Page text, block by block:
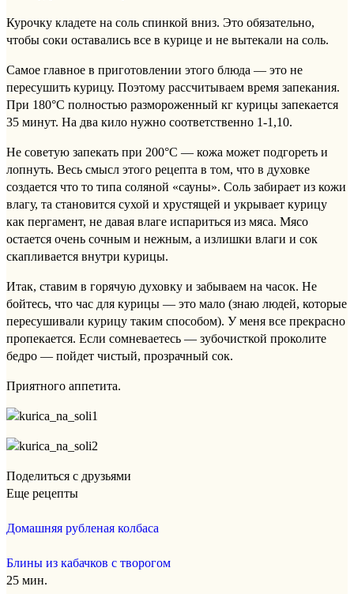
Курочку кладете на соль спинкой вниз. Это обязательно,
чтобы соки оставались все в курице и не вытекали на соль.
Самое главное в приготовлении этого блюда — это не
пересушить курицу. Поэтому рассчитываем время запекания.
При 180°С полностью размороженный кг курицы запекается
35 минут. На два кило нужно соответственно 1-1,10.
Не советую запекать при 200°С — кожа может подгореть и
лопнуть. Весь смысл этого рецепта в том, что в духовке
создается что то типа соляной «сауны». Соль забирает из кожи
влагу, та становится сухой и хрустящей и укрывает курицу
как пергамент, не давая влаге испариться из мяса. Мясо
остается очень сочным и нежным, а излишки влаги и сок
скапливается внутри курицы.
Итак, ставим в горячую духовку и забываем на часок. Не
бойтесь, что час для курицы — это мало (знаю людей, которые
пересушивали курицу таким способом). У меня все прекрасно
пропекается. Если сомневаетесь — зубочисткой проколите
бедро — пойдет чистый, прозрачный сок.
Приятного аппетита.
Поделиться с друзьями
Еще рецепты
Домашняя рубленая колбаса
Блины из кабачков с творогом
25 мин.